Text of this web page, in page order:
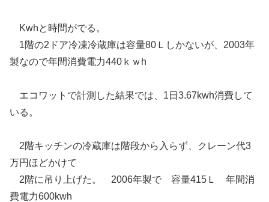
Kwhと時間がでる。
1階の2ドア冷凍冷蔵庫は容量80Ｌしかないが、2003年
製なので年間消費電力440ｋｗh
エコワットで計測した結果では、1日3.67kwh消費して
いる。
2階キッチンの冷蔵庫は階段から入らず、クレーン代3
万円ほどかけて
2階に吊り上げた。 2006年製で 容量415Ｌ 年間消
費電力600kwh